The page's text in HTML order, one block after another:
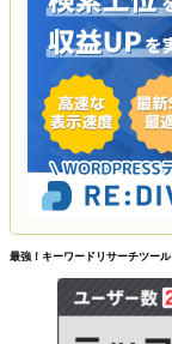
最強！キーワードリサーチツール